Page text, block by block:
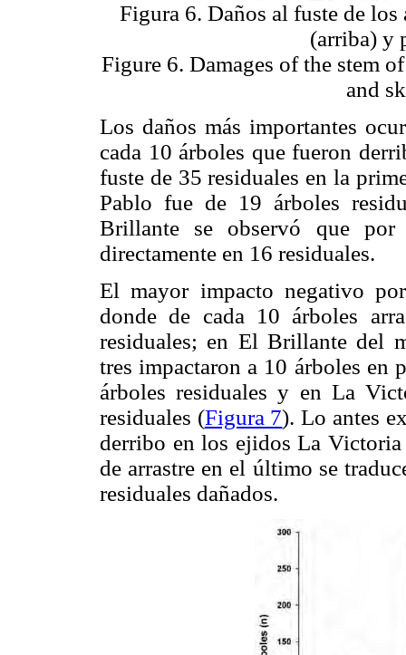
Figura 6. Daños al fuste de
(arriba) y
Figure 6. Damages of the stem
and
Los daños más importantes
cada 10 árboles que fueron
fuste de 35 residuales en la
Pablo fue de 19 árboles
Brillante se observó que por
directamente en 16 residuales.
El mayor impacto negativo
donde de cada 10 árboles
residuales; en El Brillante del
tres impactaron a 10 árboles en
árboles residuales y en La
residuales (Figura 7). Lo antes
derribo en los ejidos La
de arrastre en el último se
residuales dañados.